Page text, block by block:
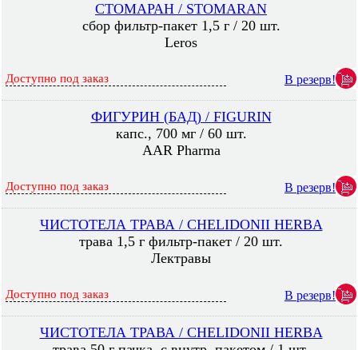
СТОМАРАН / STOMARAN
сбор фильтр-пакет 1,5 г / 20 шт.
Leros
Доступно под заказ В резерв!
ФИГУРИН (БАД) / FIGURIN
капс., 700 мг / 60 шт.
AAR Pharma
Доступно под заказ В резерв!
ЧИСТОТЕЛА ТРАВА / CHELIDONII HERBA
трава 1,5 г фильтр-пакет / 20 шт.
Лектравы
Доступно под заказ В резерв!
ЧИСТОТЕЛА ТРАВА / CHELIDONII HERBA